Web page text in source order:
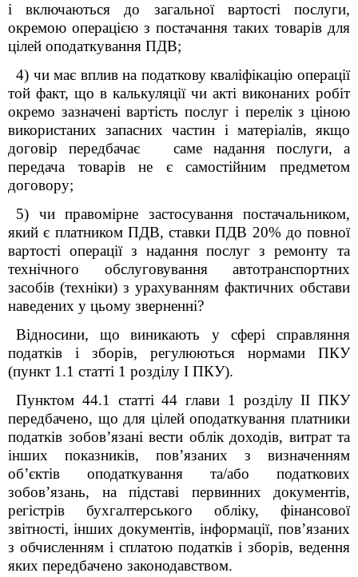
і включаються до загальної вартості послуги,
окремою операцією з постачання таких товарів для
цілей оподаткування ПДВ;
4) чи має впливна податкову кваліфікацію операції
той факт, що в калькуляції чи акті виконаних робіт
окремо зазначені вартість послуг і перелік з ціною
використаних запасних частин і матеріалів, якщо
договір передбачає саме надання послуги, а
передача товарів не є самостійним предметом
договору;
5) чи правомірне застосування постачальником,
який є платником ПДВ, ставки ПДВ 20% до повної
вартості операції з надання послуг з ремонту та
технічного обслуговування автотранспортних
засобів (техніки) з урахуванням фактичних обстави
наведених у цьому зверненні?
Відносини, що
виникають у сфері справляння
податків і зборів, регулюються нормами ПКУ
(пункт 1.1 статті 1 розділу І ПКУ).
Пунктом 44.1 статті 44 глави 1 розділу ІІ ПКУ
передбачено, що для цілей оподаткування платники
податків зобов’язані вести облік доходів, витрат та
інших показників, пов’язаних з визначенням
об’єктів оподаткування та/або податкових
зобов’язань, на підставі первинних документів,
регістрів бухгалтерського обліку, фінансової
звітності, інших документів, інформації, пов’язаних
з обчисленням і сплатою податків і зборів, ведення
яких передбачено законодавством.